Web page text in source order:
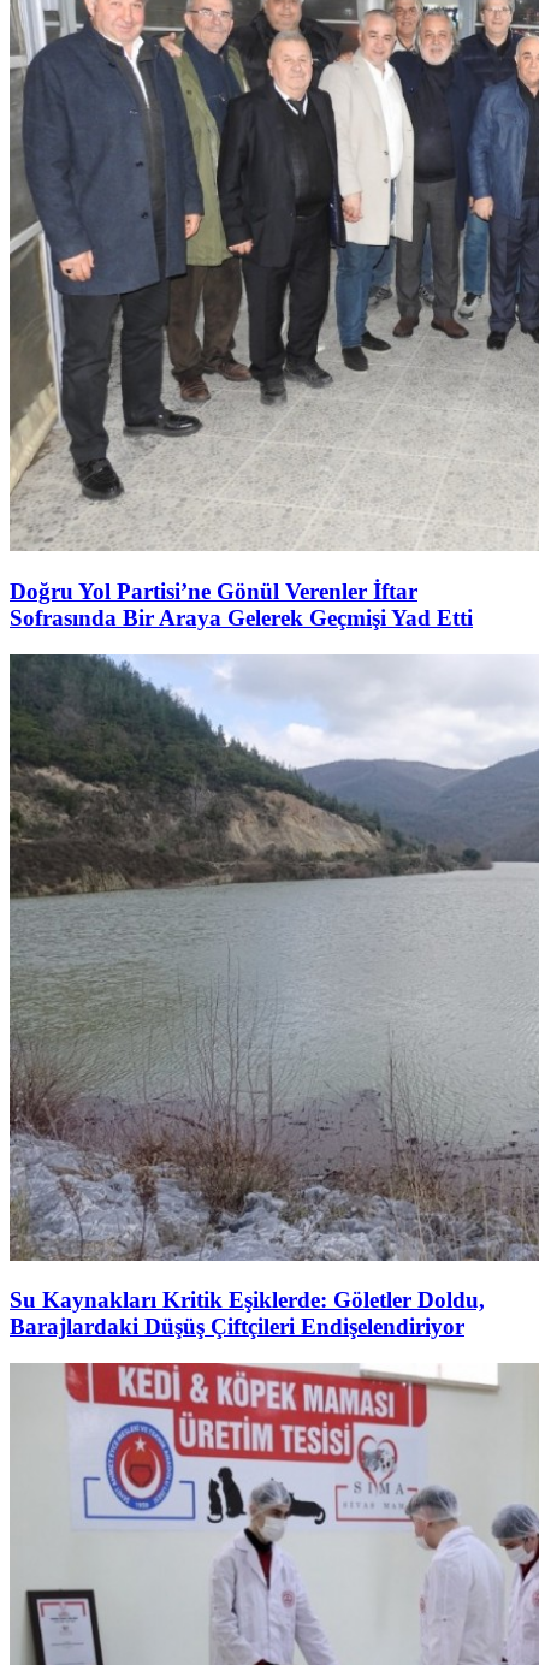
Doğru Yol Partisi’ne Gönül Verenler İftar
Sofrasında Bir Araya Gelerek Geçmişi Yad Etti
Su Kaynakları Kritik Eşiklerde: Göletler Doldu,
Barajlardaki Düşüş Çiftçileri Endişelendiriyor